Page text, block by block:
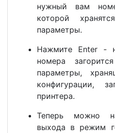
нужный вам
которой
параметры.
Нажмите Enter -
номера
параметры,
конфигурации,
принтера.
Теперь можно
выхода в режим